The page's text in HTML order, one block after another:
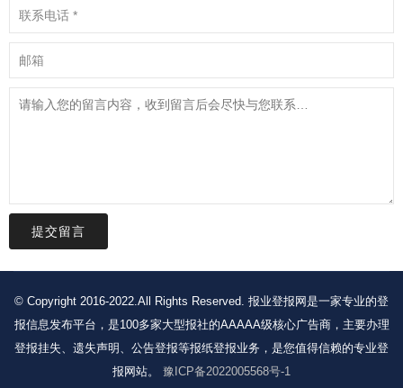
提交留言
© Copyright 2016-2022.All Rights Reserved. 报业登报网是一家专业的登
报信息发布平台，是100多家大型报社的AAAAA级核心广告商，主要办理
登报挂失、遗失声明、公告登报等报纸登报业务，是您值得信赖的专业登
报网站。 豫ICP备2022005568号-1